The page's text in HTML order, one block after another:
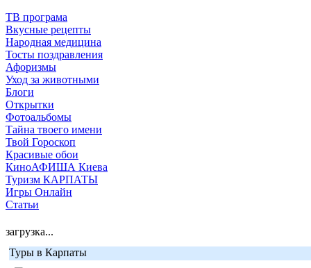
ТВ програма
Вкусные рецепты
Народная медицина
Тосты поздравления
Афоризмы
Уход за животными
Блоги
Открытки
Фотоальбомы
Тайна твоего имени
Твой Гороскоп
Красивые обои
КиноАФИША Киева
Туризм КАРПАТЫ
Игры Онлайн
Статьи
загрузка...
Туры в Карпаты